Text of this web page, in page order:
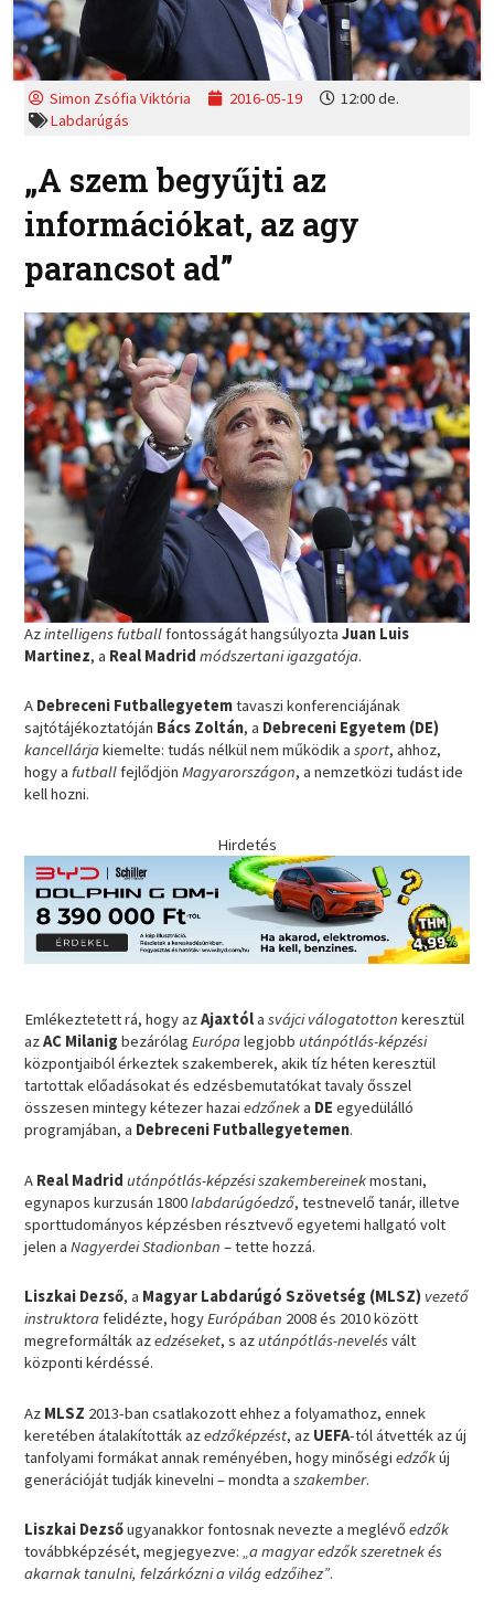
Simon Zsófia Viktória 2016-05-19
12:00 de.
Labdarúgás
„A szem begyűjti az
információkat, az agy
parancsot ad”
Azintelligens futballfontosságát hangsúlyoztaJuan Luis
Martinez, a Real Madrid módszertani igazgatója.
A Debreceni Futballegyetemtavaszi konferenciájának
sajtótájékoztatóján Bács Zoltán, a Debreceni Egyetem (DE)
kancellárjakiemelte: tudás nélkül nem működik asport, ahhoz,
hogy afutballfejlődjönMagyarországon, a nemzetközi tudást ide
kell hozni.
Hirdetés
Emlékeztetett rá, hogy azAjaxtólasvájci válogatotton keresztül
azAC Milanig bezárólagEurópalegjobbutánpótlás-képzési
központjaiból érkeztek szakemberek, akik tíz héten keresztül
tartottak előadásokat és edzésbemutatókat tavaly ősszel
összesen mintegy kétezer hazaiedzőneka DE egyedülálló
programjában, a Debreceni Futballegyetemen.
A Real Madrid utánpótlás-képzési szakembereinekmostani,
egynapos kurzusán 1800labdarúgóedző, testnevelő tanár, illetve
sporttudományos képzésben résztvevő egyetemi hallgató volt
jelen aNagyerdei Stadionban – tette hozzá.
Liszkai Dezső, a Magyar Labdarúgó Szövetség (MLSZ) vezető
instruktorafelidézte, hogyEurópában 2008 és 2010 között
megreformálták azedzéseket, s azutánpótlás-nevelésvált
központi kérdéssé.
Az MLSZ 2013-ban csatlakozott ehhez a folyamathoz, ennek
keretében átalakították azedzőképzést, az UEFA-tól átvették az új
tanfolyami formákat annak reményében, hogy minőségiedzőkúj
generációját tudják kinevelni – mondta aszakember.
Liszkai Dezsőugyanakkor fontosnak nevezte a meglévőedzők
továbbképzését, megjegyezve:„a magyar edzők szeretnek és
akarnak tanulni, felzárkózni a világ edzőihez”.